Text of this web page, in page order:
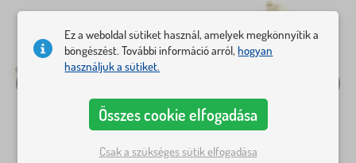
Ez a weboldal sütiket használ, amelyek megkönnyítik a
böngészést. További információ arról,hogyan
használjuk a sütiket.
Összes cookie elfogadása
Csak a szükséges sütik elfogadása